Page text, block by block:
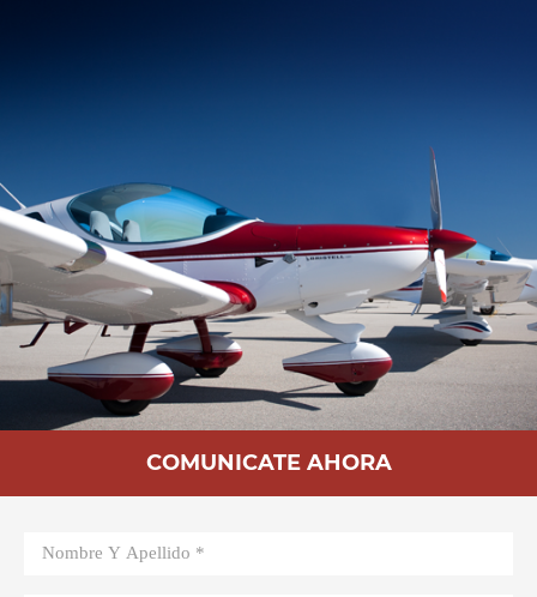
COMUNICATE AHORA